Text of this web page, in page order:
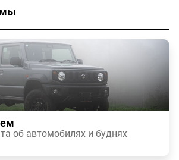
об автомобилях и буднях